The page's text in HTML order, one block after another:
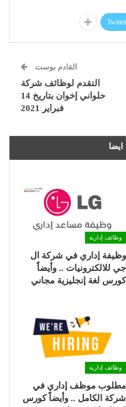
Twitter
القادم بوست
التقدم لوظائف شركة
حلواني إخوان بتاريخ 14
فبراير 2021
وظائف إدارية
وظيفة إداري في شركة ال
جي للالكترونيات .. وأيضاً
كورس لغة إنجليزية مجاني
وظائف إدارية
مطلوب موظف إداري في
شركة الكامل .. وأيضاً كورس